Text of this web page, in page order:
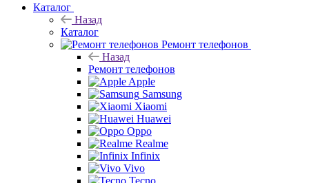
Каталог
Назад
Каталог
Ремонт телефонов
Назад
Ремонт телефонов
Apple
Samsung
Xiaomi
Huawei
Oppo
Realme
Infinix
Vivo
Tecno